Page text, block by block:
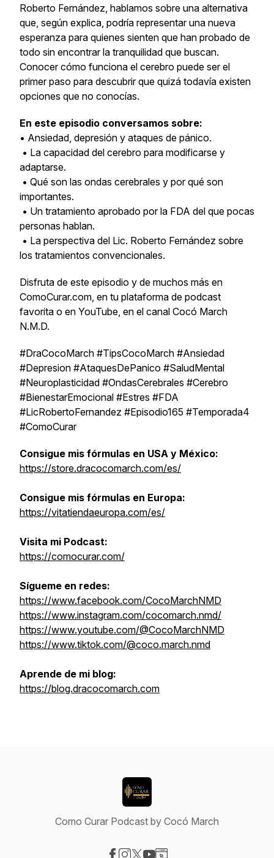
Roberto Fernández, hablamos sobre una alternativa
que, según explica, podría representar una nueva
esperanza para quienes sienten que han probado de
todo sin encontrar la tranquilidad que buscan.
Conocer cómo funciona el cerebro puede ser el
primer paso para descubrir que quizá todavía existen
opciones que no conocías.
En este episodio conversamos sobre:
• Ansiedad, depresión y ataques de pánico.
• La capacidad del cerebro para modificarse y
adaptarse.
• Qué son las ondas cerebrales y por qué son
importantes.
• Un tratamiento aprobado por la FDA del que pocas
personas hablan.
• La perspectiva del Lic. Roberto Fernández sobre
los tratamientos convencionales.
Disfruta de este episodio y de muchos más en
ComoCurar.com, en tu plataforma de podcast
favorita o en YouTube, en el canal Cocó March
N.M.D.
#DraCocoMarch #TipsCocoMarch #Ansiedad
#Depresion #AtaquesDePanico #SaludMental
#Neuroplasticidad #OndasCerebrales #Cerebro
#BienestarEmocional #Estres #FDA
#LicRobertoFernandez #Episodio165 #Temporada4
#ComoCurar
Consigue mis fórmulas en USA y México:
https://store.dracocomarch.com/es/
Consigue mis fórmulas en Europa:
https://vitatiendaeuropa.com/es/
Visita mi Podcast:
https://comocurar.com/
Sígueme en redes:
https://www.facebook.com/CocoMarchNMD
https://www.instagram.com/cocomarch.nmd/
https://www.youtube.com/@CocoMarchNMD
https://www.tiktok.com/@coco.march.nmd
Aprende de mi blog:
https://blog.dracocomarch.com
Como Curar Podcast by Cocó March